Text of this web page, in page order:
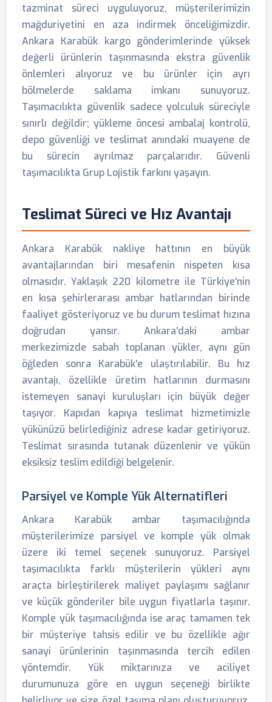
tazminat süreci uyguluyoruz, müşterilerimizin
mağduriyetini en aza indirmek önceliğimizdir.
Ankara Karabük kargo gönderimlerinde yüksek
değerli ürünlerin taşınmasında ekstra güvenlik
önlemleri alıyoruz ve bu ürünler için ayrı
bölmelerde saklama imkanı sunuyoruz.
Taşımacılıkta güvenlik sadece yolculuk süreciyle
sınırlı değildir; yükleme öncesi ambalaj kontrolü,
depo güvenliği ve teslimat anındaki muayene de
bu sürecin ayrılmaz parçalarıdır. Güvenli
taşımacılıkta Grup Lojistik farkını yaşayın.
Teslimat Süreci ve Hız Avantajı
Ankara Karabük nakliye hattının en büyük
avantajlarından biri mesafenin nispeten kısa
olmasıdır. Yaklaşık 220 kilometre ile Türkiye'nin
en kısa şehirlerarası ambar hatlarından birinde
faaliyet gösteriyoruz ve bu durum teslimat hızına
doğrudan yansır. Ankara'daki ambar
merkezimizde sabah toplanan yükler, aynı gün
öğleden sonra Karabük'e ulaştırılabilir. Bu hız
avantajı, özellikle üretim hatlarının durmasını
istemeyen sanayi kuruluşları için büyük değer
taşıyor. Kapıdan kapıya teslimat hizmetimizle
yükünüzü belirlediğiniz adrese kadar getiriyoruz.
Teslimat sırasında tutanak düzenlenir ve yükün
eksiksiz teslim edildiği belgelenir.
Parsiyel ve Komple Yük Alternatifleri
Ankara Karabük ambar taşımacılığında
müşterilerimize parsiyel ve komple yük olmak
üzere iki temel seçenek sunuyoruz. Parsiyel
taşımacılıkta farklı müşterilerin yükleri aynı
araçta birleştirilerek maliyet paylaşımı sağlanır
ve küçük gönderiler bile uygun fiyatlarla taşınır.
Komple yük taşımacılığında ise araç tamamen tek
bir müşteriye tahsis edilir ve bu özellikle ağır
sanayi ürünlerinin taşınmasında tercih edilen
yöntemdir. Yük miktarınıza ve aciliyet
durumunuza göre en uygun seçeneği birlikte